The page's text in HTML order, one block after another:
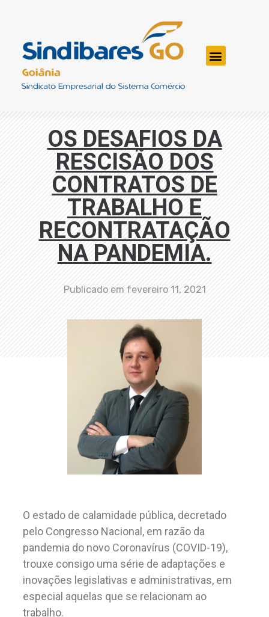
OS DESAFIOS DA
RESCISÃO DOS
CONTRATOS DE
TRABALHO E
RECONTRATAÇÃO
NA PANDEMIA.
Publicado em fevereiro 11, 2021
O estado de calamidade pública, decretado
pelo Congresso Nacional, em razão da
pandemia do novo Coronavírus (COVID-19),
trouxe consigo uma série de adaptações e
inovações legislativas e administrativas, em
especial aquelas que se relacionam ao
trabalho.